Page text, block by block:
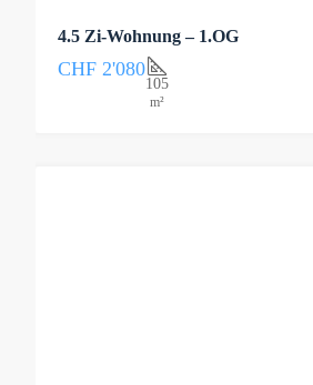
4.5 Zi-Wohnung – 1.OG
CHF 2'080
105
m²